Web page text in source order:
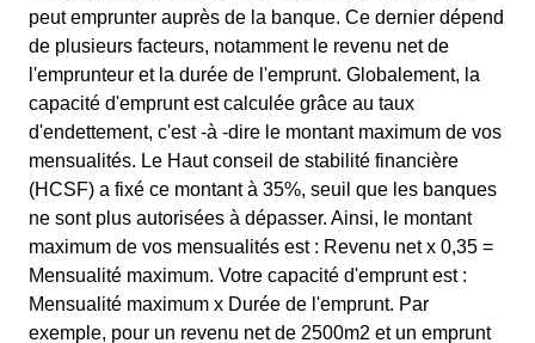
peut emprunter auprès de la banque. Ce dernier dépend
de plusieurs facteurs, notamment le revenu net de
l'emprunteur et la durée de l'emprunt. Globalement, la
capacité d'emprunt est calculée grâce au taux
d'endettement, c'est -à -dire le montant maximum de vos
mensualités. Le Haut conseil de stabilité financière
(HCSF) a fixé ce montant à 35%, seuil que les banques
ne sont plus autorisées à dépasser. Ainsi, le montant
maximum de vos mensualités est : Revenu net x 0,35 =
Mensualité maximum. Votre capacité d'emprunt est :
Mensualité maximum x Durée de l'emprunt. Par
exemple, pour un revenu net de 2500m2 et un emprunt